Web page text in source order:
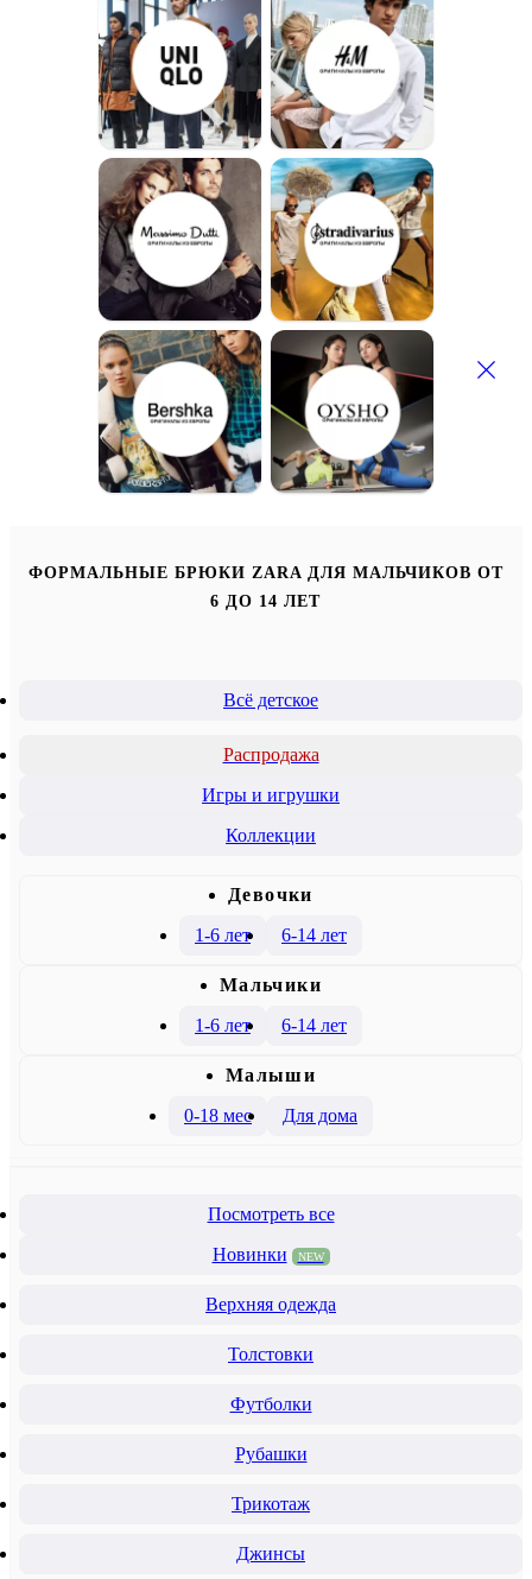
ФОРМАЛЬНЫЕ БРЮКИ ZARA ДЛЯ МАЛЬЧИКОВ ОТ
6 ДО 14 ЛЕТ
Всё детское
Распродажа
Игры и игрушки
Коллекции
Девочки
1-6 лет
6-14 лет
Mальчики
1-6 лет
6-14 лет
Малыши
0-18 мес
Для дома
Посмотреть все
Новинки
NEW
Верхняя одежда
Толстовки
Футболки
Рубашки
Трикотаж
Джинсы